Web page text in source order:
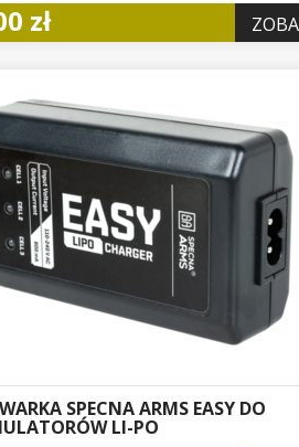
zł
SPECNA ARMS EASY DO
LI-PO